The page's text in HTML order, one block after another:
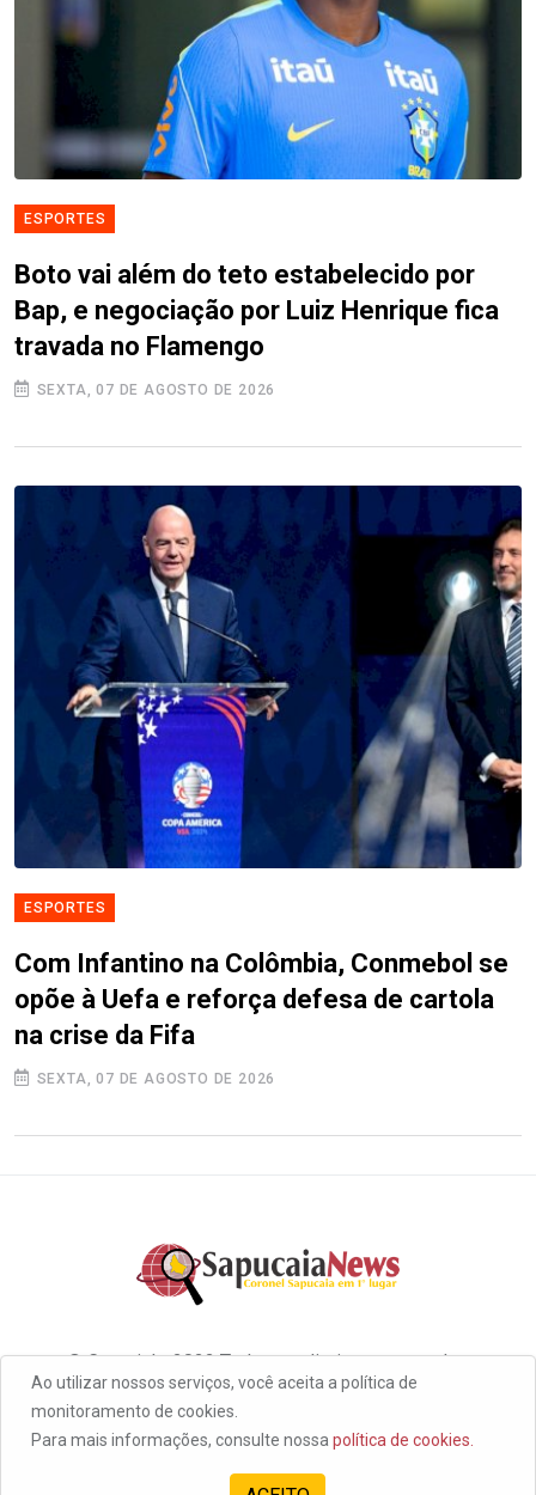
ESPORTES
Boto vai além do teto estabelecido por
Bap, e negociação por Luiz Henrique fica
travada no Flamengo
SEXTA, 07 DE AGOSTO DE 2026
ESPORTES
Com Infantino na Colômbia, Conmebol se
opõe à Uefa e reforça defesa de cartola
na crise da Fifa
SEXTA, 07 DE AGOSTO DE 2026
Ao utilizar nossos serviços, você aceita a política de
monitoramento de cookies.
Para mais informações, consulte nossa política de cookies.
© Copyright 2022 Todos os direitos reservados